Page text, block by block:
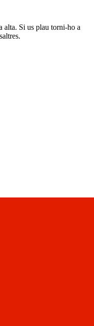
alta. Si us plau torni-ho a